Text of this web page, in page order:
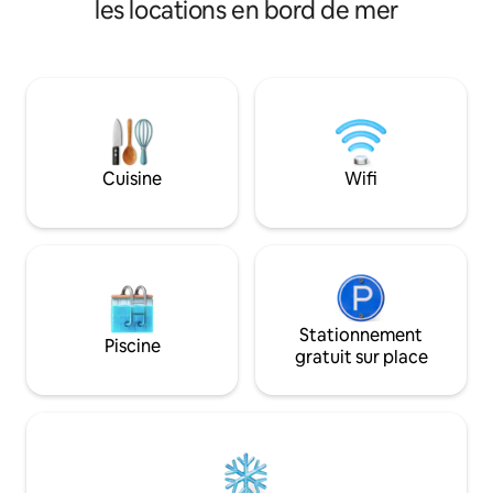
votre séjour, mais je travaille de longues
les locations en bord de mer
Cuisine Wifi
Piscine
Stationnement
gratuit sur place